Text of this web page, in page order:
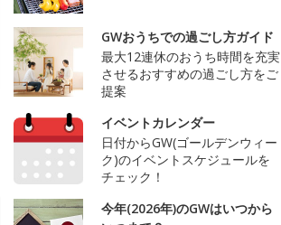
GWおうちでの過ごし方ガイド
最大12連休のおうち時間を充実
させるおすすめの過ごし方をご
提案
イベントカレンダー
日付からGW(ゴールデンウィー
ク)のイベントスケジュールを
チェック！
今年(2026年)のGWはいつから